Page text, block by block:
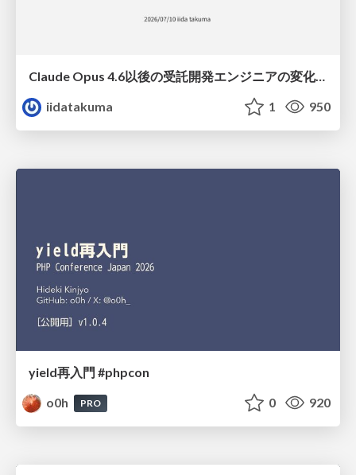
Claude Opus 4.6以後の受託開発エンジニアの変化(Claude Code開発ノウハウ大公開スペシャルbyクラスメソッド)
iidatakuma
1 950
yield再入門 #phpcon
o0h
PRO 0 920